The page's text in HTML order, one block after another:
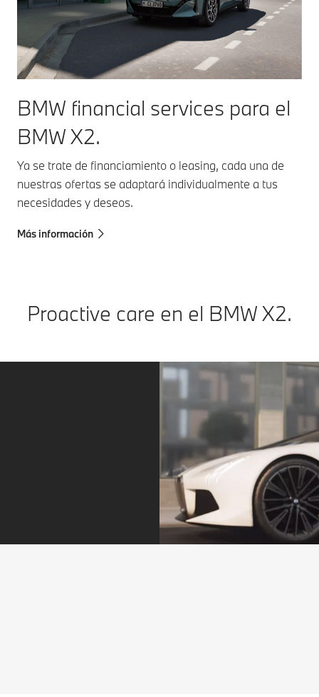
queda para
maniobrar.
BMW financial services para el
BMW X2.
Ya se trate de financiamiento o leasing, cada una de
nuestras ofertas se adaptará individualmente a tus
necesidades y deseos.
Más información
Proactive care en el BMW X2.
El servicio, justo cuando lo necesitas.